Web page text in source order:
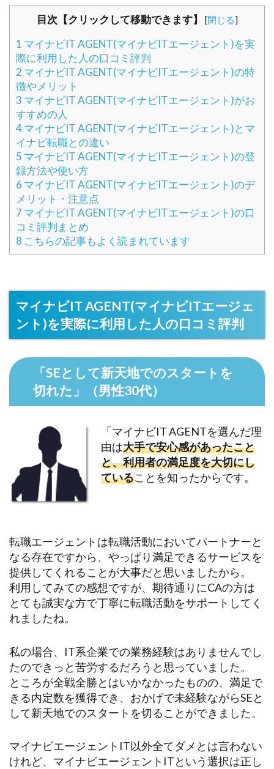
目次【クリックして移動できます】 [閉じる]
1 マイナビIT AGENT(マイナビITエージェント)を実
際に利用した人の口コミ評判
2 マイナビIT AGENT(マイナビITエージェント)の特
徴やメリット
3 マイナビIT AGENT(マイナビITエージェント)がお
すすめの人
4マイナビIT AGENT(マイナビITエージェント)とマ
イナビ転職との違い
5 マイナビIT AGENT(マイナビITエージェント)の登
録方法や使い方
6 マイナビIT AGENT(マイナビITエージェント)のデ
メリット・注意点
7 マイナビIT AGENT(マイナビITエージェント)の口
コミ評判まとめ
8 こちらの記事もよく読まれています
マイナビIT AGENT(マイナビITエージェ
ント)を実際に利用した人の口コミ評判
「SEとして新天地でのスタートを
切れた」（男性30代）
「マイナビIT AGENTを選んだ理
由は大手で安心感があったこと
と、利用者の満足度を大切にし
ていることを知ったからです。
転職エージェントは転職活動においてパートナーと
なる存在ですから、やっぱり満足できるサービスを
提供してくれることが大事だと思いましたから。
利用してみての感想ですが、期待通りにCAの方は
とても誠実な方で丁寧に転職活動をサポートしてく
れましたね。
私の場合、IT系企業での業務経験はありませんでし
たのできっと苦労するだろうと思っていました。
ところが全戦全勝とはいかなかったものの、満足で
きる内定数を獲得でき、おかげで未経験ながらSEと
して新天地でのスタートを切ることができました。
マイナビエージェントIT以外全てダメとは言わない
けれど、マイナビエージェントITという選択は正し